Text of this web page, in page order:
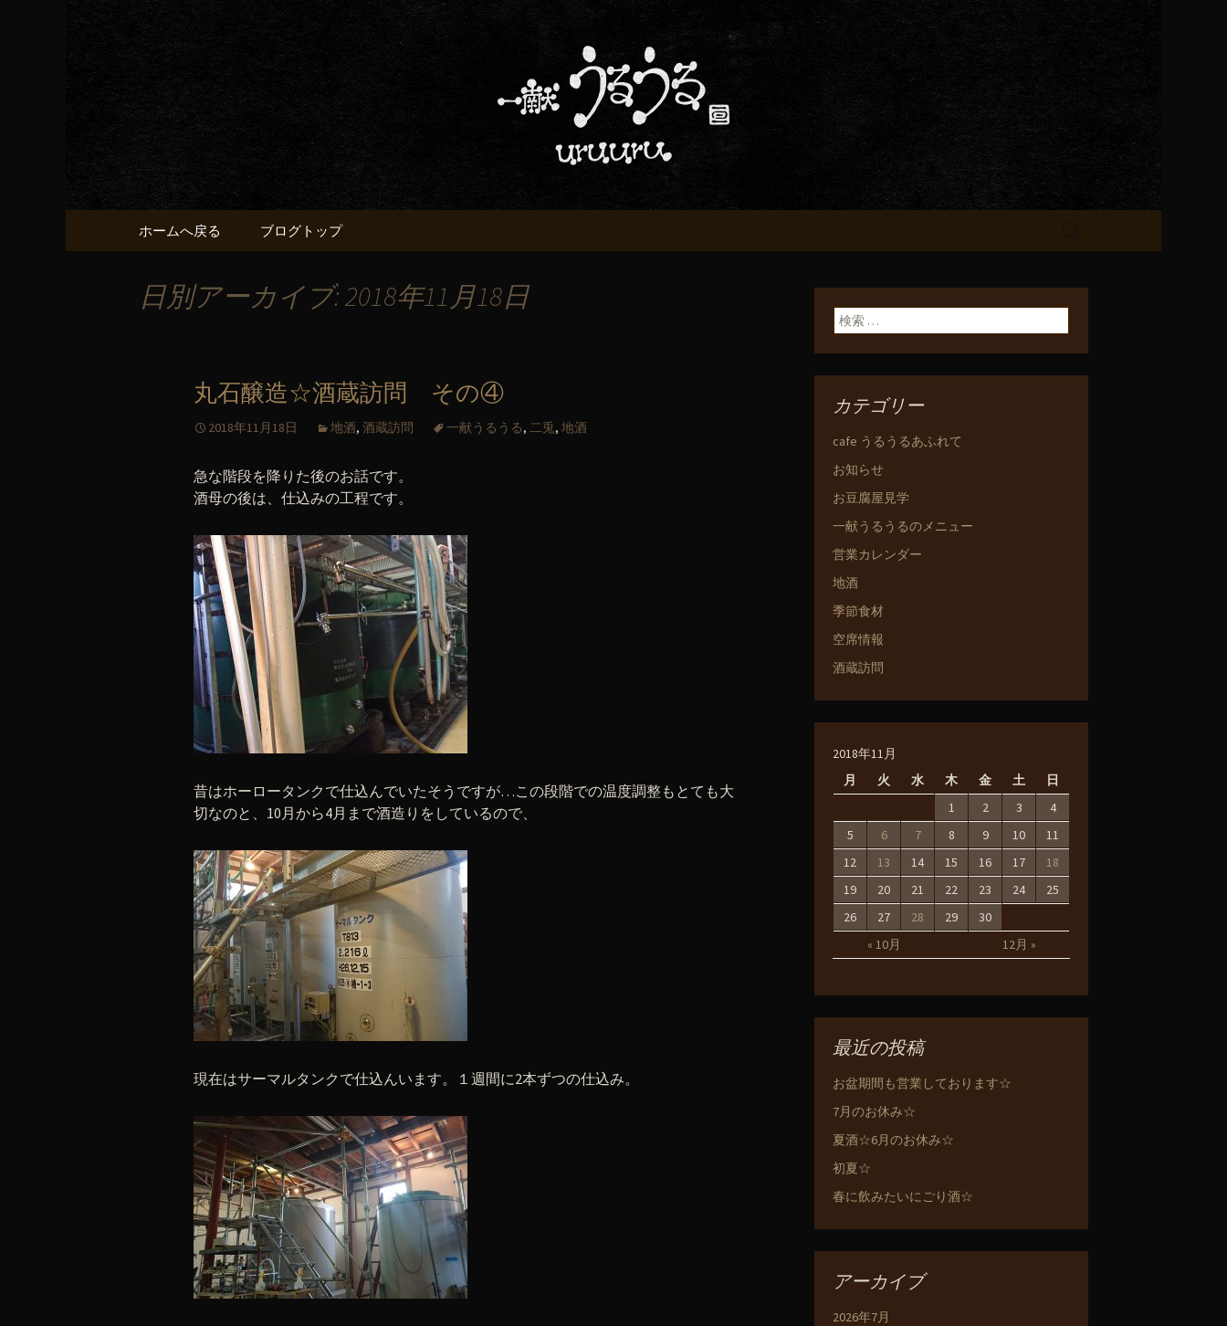
京都・五条でおいしい地酒が飲める「一
献うるうる」のブログ
京都・五条烏丸の町屋居酒屋「一献うるうる」からのお知らせ
コンテンツへ移動
ホームへ戻る ブログトップ
日別アーカイブ: 2018年11月18日
丸石醸造☆酒蔵訪問 その④
2018年11月18日 地酒, 酒蔵訪問 一献うるうる, 二兎, 地酒
急な階段を降りた後のお話です。
酒母の後は、仕込みの工程です。
昔はホーロータンクで仕込んでいたそうですが…この段階での温度調整もとても大
切なのと、10月から4月まで酒造りをしているので、
現在はサーマルタンクで仕込んいます。１週間に2本ずつの仕込み。
検索:
カテゴリー
cafe うるうるあふれて
お知らせ
お豆腐屋見学
一献うるうるのメニュー
営業カレンダー
地酒
季節食材
空席情報
酒蔵訪問
2018年11月
月
火 水 木 金 土 日
« 10月 12月 »
1 2 3
4
5
6 7 8 9 10
11
12
13 14 15 16 17
18
19
20 21 22 23 24
25
26
27 28 29 30
最近の投稿
お盆期間も営業しております☆
7月のお休み☆
夏酒☆6月のお休み☆
初夏☆
春に飲みたいにごり酒☆
アーカイブ
2026年7月